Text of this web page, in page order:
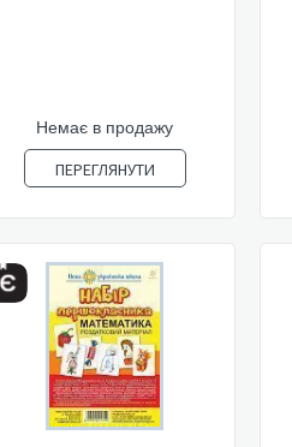
Немає в продажу
ПЕРЕГЛЯНУТИ